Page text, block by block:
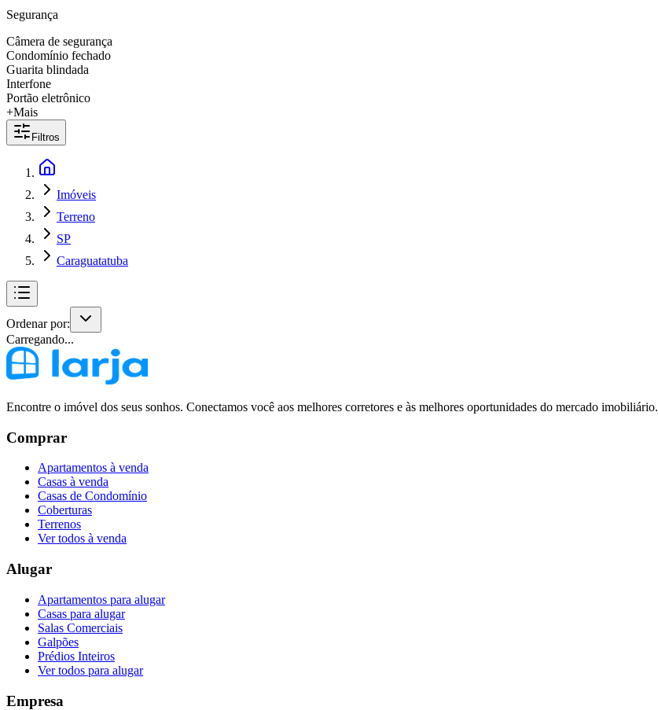
Segurança
Câmera de segurança
Condomínio fechado
Guarita blindada
Interfone
Portão eletrônico
+Mais
Filtros
Imóveis
Terreno
SP
Caraguatatuba
Ordenar por:
Carregando...
Encontre o imóvel dos seus sonhos. Conectamos você aos melhores corretores e às melhores oportunidades do mercado imobiliário.
Comprar
Apartamentos à venda
Casas à venda
Casas de Condomínio
Coberturas
Terrenos
Ver todos à venda
Alugar
Apartamentos para alugar
Casas para alugar
Salas Comerciais
Galpões
Prédios Inteiros
Ver todos para alugar
Empresa